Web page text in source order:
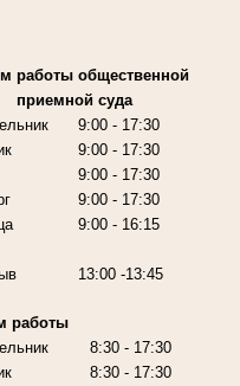
работыобщественной
приемной суда
9:00 - 17:30
9:00 - 17:30
9:00 - 17:30
9:00 - 17:30
9:00 - 16:15
13:00 -13:45
работы
8:30 - 17:30
8:30 - 17:30